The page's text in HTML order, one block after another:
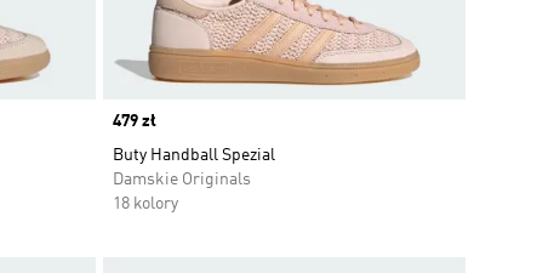
Price
479 zł
Buty Handball Spezial
Damskie Originals
18 kolory